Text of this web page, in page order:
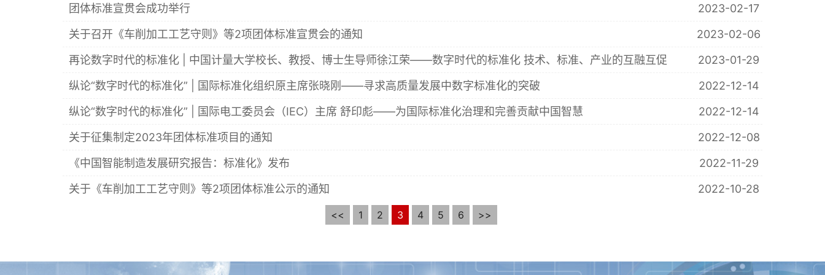
团体标准宣贯会成功举行
2023-02-17
关于召开《车削加工工艺守则》等2项团体标准宣贯会的通知
2023-02-06
再论数字时代的标准化 | 中国计量大学校长、教授、博士生导师徐江荣——数字时代的标准化 技术、标准、产业的互融互促
2023-01-29
纵论“数字时代的标准化” | 国际标准化组织原主席张晓刚——寻求高质量发展中数字标准化的突破
2022-12-14
纵论“数字时代的标准化” | 国际电工委员会（IEC）主席 舒印彪——为国际标准化治理和完善贡献中国智慧
2022-12-14
关于征集制定2023年团体标准项目的通知
2022-12-08
《中国智能制造发展研究报告：标准化》发布
2022-11-29
关于《车削加工工艺守则》等2项团体标准公示的通知
2022-10-28
<< 1 2 3 4 5 6 >>